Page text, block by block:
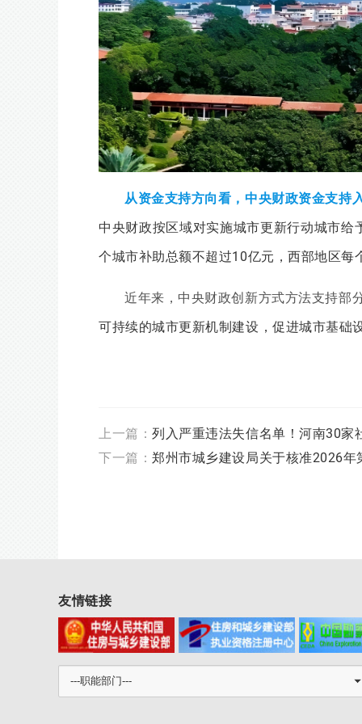
从资金支持方向看，中央财政资金支持
中央财政按区域对实施城市更新行动城市
个城市补助总额不超过10亿元，西部地区
近年来，中央财政创新方式方法支持部
可持续的城市更新机制建设，促进城市基础
上一篇：列入严重违法失信名单！河南30家
下一篇：郑州市城乡建设局关于核准2026
友情链接